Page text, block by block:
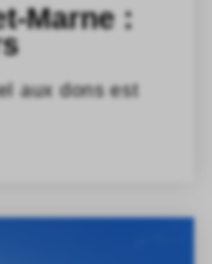
Marne :
aux dons est